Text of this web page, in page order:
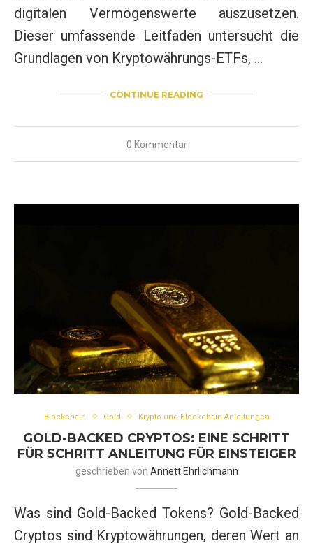
digitalen Vermögenswerte auszusetzen.
Dieser umfassende Leitfaden untersucht die
Grundlagen von Kryptowährungs-ETFs, …
CONTINUE READING
0 Kommentar
Blockchain Gold Krypto und Blockchain Anleitungen
GOLD-BACKED CRYPTOS: EINE SCHRITT
FÜR SCHRITT ANLEITUNG FÜR EINSTEIGER
geschrieben von Annett Ehrlichmann
Was sind Gold-Backed Tokens? Gold-Backed
Cryptos sind Kryptowährungen, deren Wert an